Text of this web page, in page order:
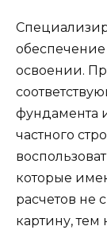
освоении.
фундамента
частного
которые
расчетов не
картину, тем